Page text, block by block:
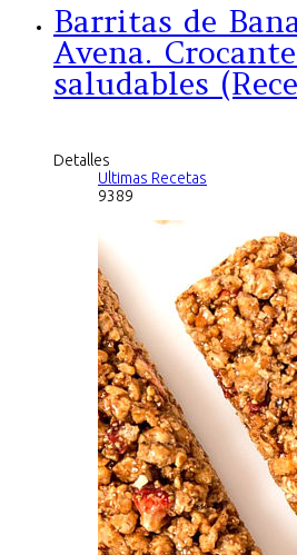
Barritas de
Avena.
saludables
Detalles
Ultimas Recetas
9389